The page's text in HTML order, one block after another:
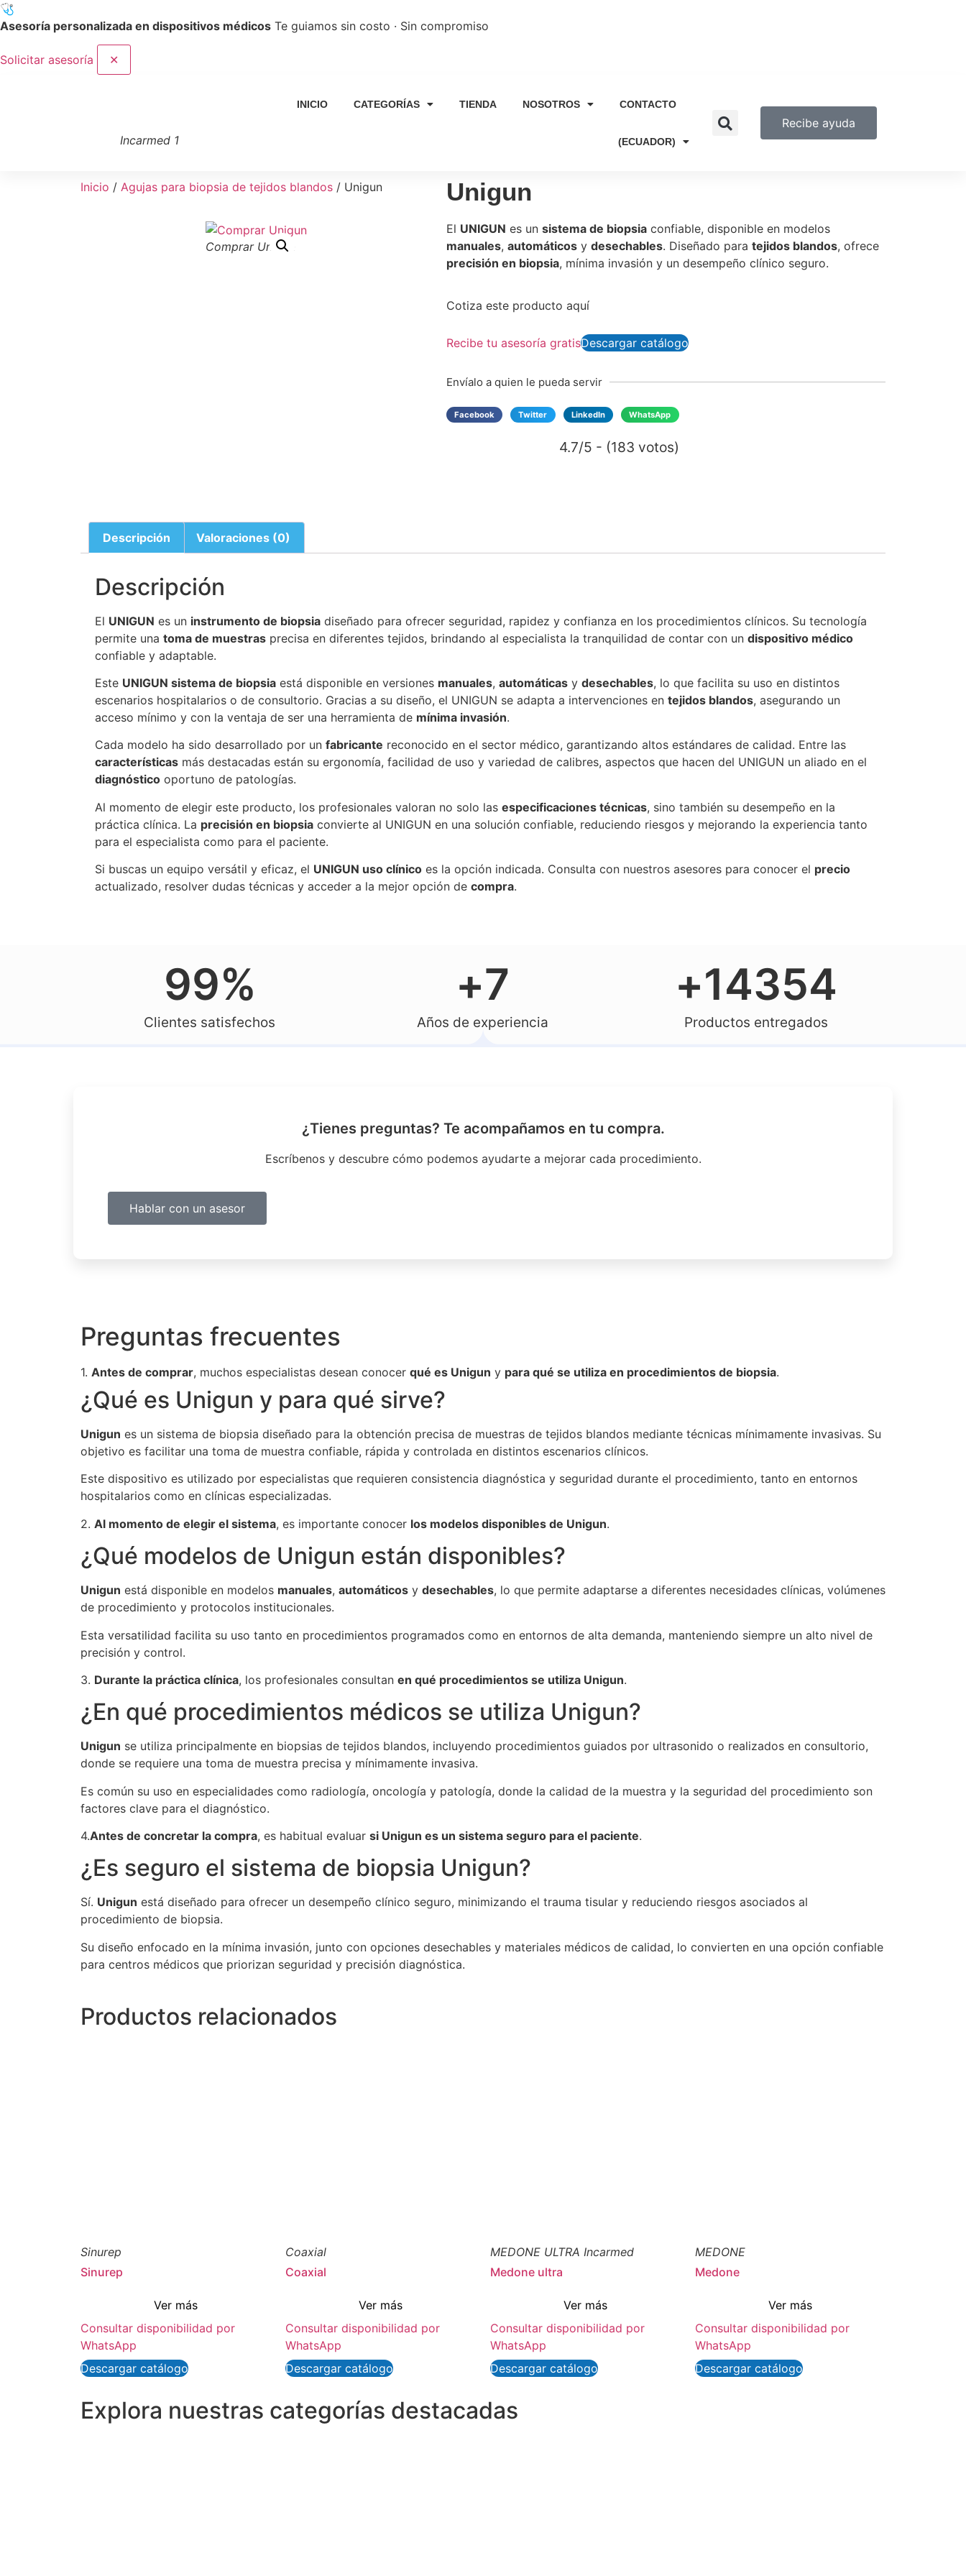
🩺
Asesoría personalizada en dispositivos médicos Te guiamos sin costo · Sin compromiso
Solicitar asesoría ✕
Incarmed 1
INICIO CATEGORÍAS TIENDA NOSOTROS CONTACTO
(ECUADOR)
Recibe ayuda
Inicio / Agujas para biopsia de tejidos blandos / Unigun
Comprar Unigun
Unigun
El UNIGUN es un sistema de biopsiaconfiable, disponible en modelos
manuales, automáticosy desechables. Diseñado para tejidos blandos, ofrece
precisión en biopsia, mínima invasión y un desempeño clínico seguro.
Cotiza este producto aquí
Recibe tu asesoría gratisDescargar catálogo
Envíalo a quien le pueda servir
Facebook Twitter LinkedIn WhatsApp
4.7/5 - (183 votos)
Descripción Valoraciones (0)
Descripción
El UNIGUN es un instrumento de biopsia diseñado para ofrecer seguridad, rapidez y confianza en los procedimientos clínicos. Su tecnología
permite una toma de muestras precisa en diferentes tejidos, brindando al especialista la tranquilidad de contar con un dispositivo médico
confiable y adaptable.
Este UNIGUN sistema de biopsia está disponible en versiones manuales, automáticas y desechables, lo que facilita su uso en distintos
escenarios hospitalarios o de consultorio. Gracias a su diseño, el UNIGUN se adapta a intervenciones en tejidos blandos, asegurando un
acceso mínimo y con la ventaja de ser una herramienta de mínima invasión.
Cada modelo ha sido desarrollado por un fabricante reconocido en el sector médico, garantizando altos estándares de calidad. Entre las
características más destacadas están su ergonomía, facilidad de uso y variedad de calibres, aspectos que hacen del UNIGUN un aliado en el
diagnóstico oportuno de patologías.
Al momento de elegir este producto, los profesionales valoran no solo las especificaciones técnicas, sino también su desempeño en la
práctica clínica. La precisión en biopsia convierte al UNIGUN en una solución confiable, reduciendo riesgos y mejorando la experiencia tanto
para el especialista como para el paciente.
Si buscas un equipo versátil y eficaz, el UNIGUN uso clínico es la opción indicada. Consulta con nuestros asesores para conocer el precio
actualizado, resolver dudas técnicas y acceder a la mejor opción de compra.
Clientes satisfechos
99%
Años de experiencia
+7
Productos entregados
+14354
¿Tienes preguntas? Te acompañamos en tu compra.
Escríbenos y descubre cómo podemos ayudarte a mejorar cada procedimiento.
Hablar con un asesor
Preguntas frecuentes
1. Antes de comprar, muchos especialistas desean conocer qué es Unigun y para qué se utiliza en procedimientos de biopsia.
¿Qué es Unigun y para qué sirve?
Unigun es un sistema de biopsia diseñado para la obtención precisa de muestras de tejidos blandos mediante técnicas mínimamente invasivas. Su
objetivo es facilitar una toma de muestra confiable, rápida y controlada en distintos escenarios clínicos.
Este dispositivo es utilizado por especialistas que requieren consistencia diagnóstica y seguridad durante el procedimiento, tanto en entornos
hospitalarios como en clínicas especializadas.
2. Al momento de elegir el sistema, es importante conocer los modelos disponibles de Unigun.
¿Qué modelos de Unigun están disponibles?
Unigun está disponible en modelos manuales, automáticos y desechables, lo que permite adaptarse a diferentes necesidades clínicas, volúmenes
de procedimiento y protocolos institucionales.
Esta versatilidad facilita su uso tanto en procedimientos programados como en entornos de alta demanda, manteniendo siempre un alto nivel de
precisión y control.
3. Durante la práctica clínica, los profesionales consultan en qué procedimientos se utiliza Unigun.
¿En qué procedimientos médicos se utiliza Unigun?
Unigun se utiliza principalmente en biopsias de tejidos blandos, incluyendo procedimientos guiados por ultrasonido o realizados en consultorio,
donde se requiere una toma de muestra precisa y mínimamente invasiva.
Es común su uso en especialidades como radiología, oncología y patología, donde la calidad de la muestra y la seguridad del procedimiento son
factores clave para el diagnóstico.
4.Antes de concretar la compra, es habitual evaluar si Unigun es un sistema seguro para el paciente.
¿Es seguro el sistema de biopsia Unigun?
Sí. Unigun está diseñado para ofrecer un desempeño clínico seguro, minimizando el trauma tisular y reduciendo riesgos asociados al
procedimiento de biopsia.
Su diseño enfocado en la mínima invasión, junto con opciones desechables y materiales médicos de calidad, lo convierten en una opción confiable
para centros médicos que priorizan seguridad y precisión diagnóstica.
Productos relacionados
Sinurep
Sinurep
Ver más
Consultar disponibilidad por
WhatsApp
Descargar catálogo
Coaxial
Coaxial
Ver más
Consultar disponibilidad por
WhatsApp
Descargar catálogo
MEDONE ULTRA Incarmed
Medone ultra
Ver más
Consultar disponibilidad por
WhatsApp
Descargar catálogo
MEDONE
Medone
Ver más
Consultar disponibilidad por
WhatsApp
Descargar catálogo
Explora nuestras categorías destacadas